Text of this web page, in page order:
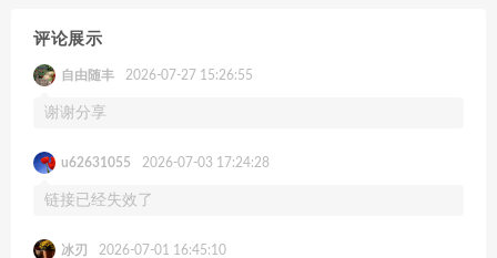
评论展示
自由随丰 2026-07-27 15:26:55
谢谢分享
u62631055 2026-07-03 17:24:28
链接已经失效了
冰刃 2026-07-01 16:45:10